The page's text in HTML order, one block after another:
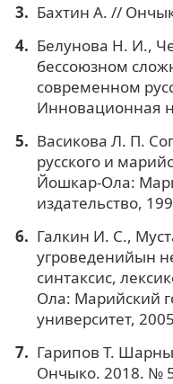
Бахтин А. //
Белунова Н. И.,
бессоюзном
современном
Инновационная
Васикова Л. П.
русского и
Йошкар-Ола:
издательство,
Галкин И. С.,
угроведенийын
синтаксис,
Ола: Марийский
университет,
Гарипов Т.
Ончыко. 2018. №